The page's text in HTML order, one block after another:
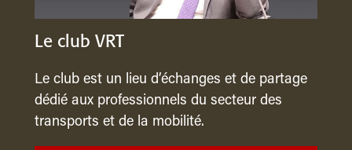
Le club VRT
Le club est un lieu d’échanges et de partage
dédié aux professionnels du secteur des
transports et de la mobilité.